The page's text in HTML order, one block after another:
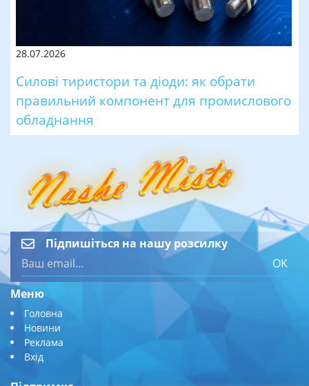
28.07.2026
Силові тиристори та діоди: як обрати
правильний компонент для промислового
обладнання
Підпишіться на нашу розсилку
OK
Меню
Головна
Новини
Реклама
Вхід